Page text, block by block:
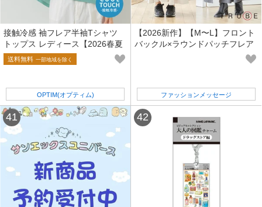
接触冷感 袖フレア半袖Tシャツ
トップス レディース【2026春夏
秋新作】
送料無料 一部地域を除く
OPTIM(オプティム)
【2026新作】【M〜L】フロント
バックル×ラウンドパッチフレア
スカート(N42-191B)(5号店) FM5
ファッションメッセージ